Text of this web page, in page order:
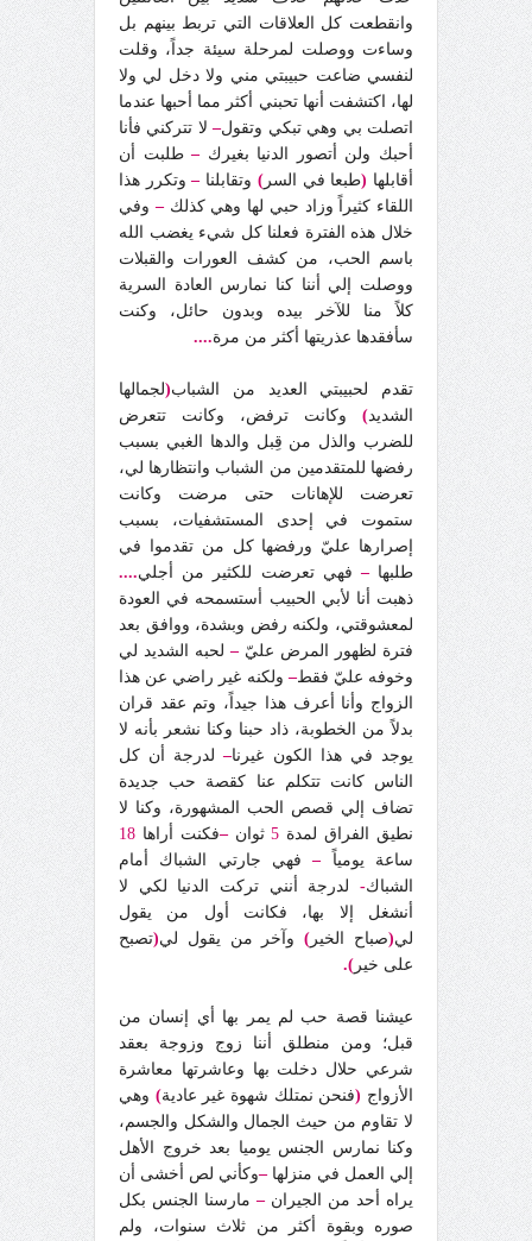
وانقطعت كل العلاقات التي تربط بينهم بل
وساءت ووصلت لمرحلة سيئة جداً، وقلت
لنفسي ضاعت حبيبتي مني ولا دخل لي ولا
لها، اكتشفت أنها تحبني أكثر مما أحبها عندما
اتصلت بي وهي تبكي وتقول–لا تتركني فأنا
أحبك ولن أتصور الدنيا بغيرك –طلبت أن
أقابلها (طبعا في السر) وتقابلنا –وتكرر هذا
اللقاء كثيراً وزاد حبي لها وهي كذلك– وفي
خلال هذه الفترة فعلنا كل شيء يغضب الله
باسم الحب، من كشف العورات والقبلات
ووصلت إلي أننا كنا نمارس العادة السرية
كلاً منا للآخر بيده وبدون حائل، وكنت
سأفقدها عذريتها أكثر من مرة....
تقدم لحبيبتي العديد من الشباب(لجمالها
الشديد) وكانت ترفض، وكانت تتعرض
للضرب والذل من قِبل والدها الغبي بسبب
رفضها للمتقدمين من الشباب وانتظارها لي،
تعرضت للإهانات حتى مرضت وكانت
ستموت في إحدى المستشفيات، بسبب
إصرارها عليّ ورفضها كل من تقدموا في
طلبها– فهي تعرضت للكثير من أجلي....
ذهبت أنا لأبي الحبيب أستسمحه في العودة
لمعشوقتي، ولكنه رفض وبشدة، ووافق بعد
فترة لظهور المرض عليّ – لحبه الشديد لي
وخوفه عليّ فقط– ولكنه غير راضي عن هذا
الزواج وأنا أعرف هذا جيداً، وتم عقد قران
بدلاً من الخطوبة، ذاد حبنا وكنا نشعر بأنه لا
يوجد في هذا الكون غيرنا–لدرجة أن كل
الناس كانت تتكلم عنا كقصة حب جديدة
تضاف إلي قصص الحب المشهورة، وكنا لا
نطيق الفراق لمدة 5ثوان–فكنت أراها
ساعة يومياً –فهي جارتي الشباك أمام
الشباك- لدرجة أنني تركت الدنيا لكي لا
أنشغل إلا بها، فكانت أول من يقول
لي(صباح الخير )وآخر من يقول لي(تصبح
على خير ).
عيشنا قصة حب لم يمر بها أي إنسان من
قبل؛ ومن منطلق أننا زوج وزوجة بعقد
شرعي حلال دخلت بها وعاشرتها معاشرة
الأزواج (فنحن نمتلك شهوة غير عادية) وهي
لا تقاوم من حيث الجمال والشكل والجسم،
وكنا نمارس الجنس يوميا بعد خروج الأهل
إلي العمل في منزلها –وكأني لص أخشى أن
يراه أحد من الجيران – مارسنا الجنس بكل
صوره وبقوة أكثر من ثلاث سنوات، ولم